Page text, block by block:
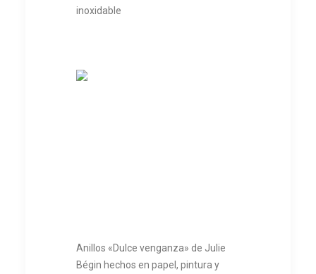
inoxidable
Anillos «Dulce venganza» de Julie
Bégin hechos en papel, pintura y